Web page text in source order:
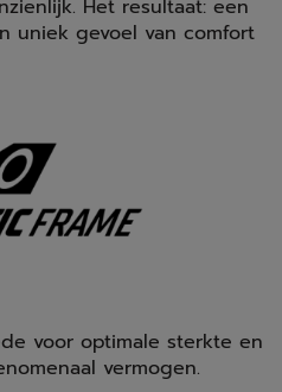
Het resultaat: een
uniek gevoel van comfort
voor optimale sterkte en
vermogen.